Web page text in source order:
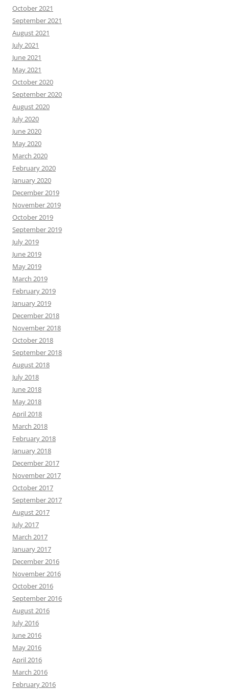
October 2021
September 2021
August 2021
July 2021
June 2021
May 2021
October 2020
September 2020
August 2020
July 2020
June 2020
May 2020
March 2020
February 2020
January 2020
December 2019
November 2019
October 2019
September 2019
July 2019
June 2019
May 2019
March 2019
February 2019
January 2019
December 2018
November 2018
October 2018
September 2018
August 2018
July 2018
June 2018
May 2018
April 2018
March 2018
February 2018
January 2018
December 2017
November 2017
October 2017
September 2017
August 2017
July 2017
March 2017
January 2017
December 2016
November 2016
October 2016
September 2016
August 2016
July 2016
June 2016
May 2016
April 2016
March 2016
February 2016